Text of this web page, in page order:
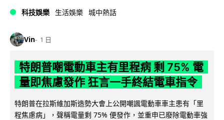
科技娛樂 生活娛樂 城中熱話
Vin 1 日
特朗普嘲電動車主有里程病 剩 75% 電
量即焦慮發作 狂言一手終結電車指令
特朗普在拉斯維加斯造勢大會上公開嘲諷電動車車主患有「里
程焦慮病」，聲稱電量剩 75% 便發作，並重申已廢除電動車強